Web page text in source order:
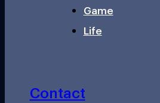
Game
Life
Contact